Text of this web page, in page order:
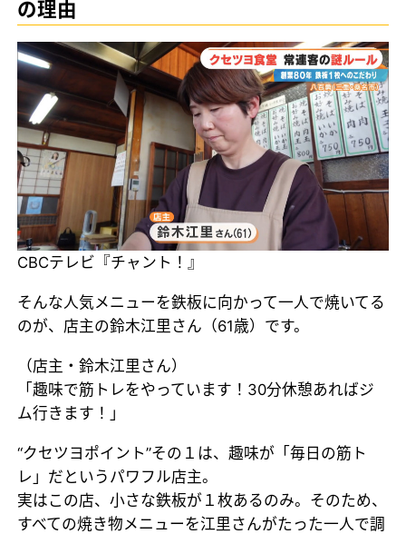
の理由
CBCテレビ『チャント！』
そんな人気メニューを鉄板に向かって一人で焼いてる
のが、店主の鈴木江里さん（61歳）です。
（店主・鈴木江里さん）
「趣味で筋トレをやっています！30分休憩あればジ
ム行きます！」
“クセツヨポイント”その１は、趣味が「毎日の筋ト
レ」だというパワフル店主。
実はこの店、小さな鉄板が１枚あるのみ。そのため、
すべての焼き物メニューを江里さんがたった一人で調